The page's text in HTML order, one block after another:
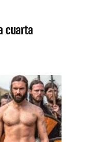
cuarta